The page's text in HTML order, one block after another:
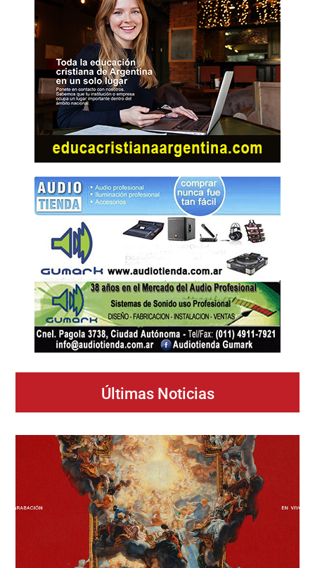
Últimas Noticias